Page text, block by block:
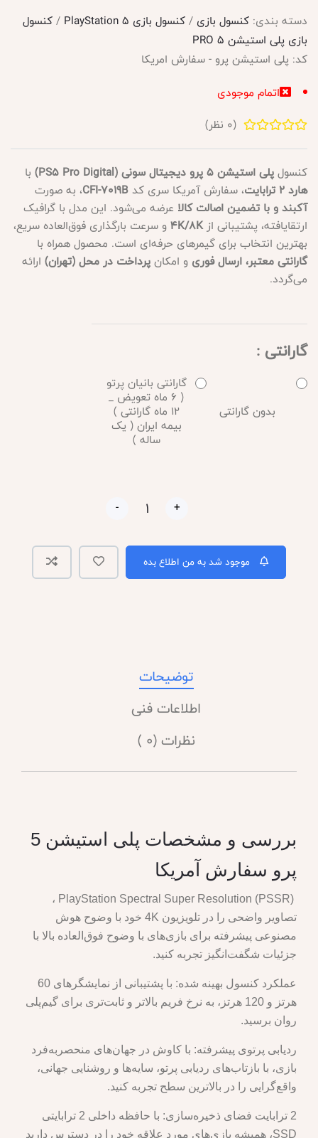
دسته بندی: کنسول بازی /کنسول بازی PlayStation 5 /کنسول
بازی پلی استیشن 5 PRO
کد: پلی استیشن پرو - سفارش امریکا
اتمام موجودی
(
0 نظر)
کنسولپلی استیشن 5 پرو دیجیتال سونی (PS5 Pro Digital)
با
هارد 2 ترابایت
، سفارش آمریکا سری کدCFI-7019B، به صورت
آکبند و با تضمین اصالت کالا عرضه می‌شود. این مدل با گرافیک
ارتقایافته، پشتیبانی از4K/8Kو سرعت بارگذاری فوق‌العاده سریع،
بهترین انتخاب برای گیمرهای حرفه‌ای است. محصول همراه با
گارانتی معتبر، ارسال فوری و امکانپرداخت در محل (تهران) ارائه
می‌گردد.
گارانتی :
بدون گارانتی
گارانتی بانیان پرتو
( 6 ماه تعویض _
12 ماه گارانتی )
بیمه ایران ( یک
ساله )
- +
موجود شد به من اطلاع بده
توضیحات
اطلاعات فنی
نظرات (0 )
بررسی و مشخصات پلی استیشن 5
پرو سفارش آمریکا
PlayStation Spectral Super Resolution (PSSR) ،
تصاویر واضحی را در تلویزیون 4K خود با وضوح هوش
مصنوعی پیشرفته برای بازی‌های با وضوح فوق‌العاده بالا با
جزئیات شگفت‌انگیز تجربه کنید.
عملکرد کنسول بهینه شده: با پشتیبانی از نمایشگرهای 60
هرتز و 120 هرتز، به نرخ فریم بالاتر و ثابت‌تری برای گیم‌پلی
روان برسید.
ردیابی پرتوی پیشرفته: با کاوش در جهان‌های منحصربه‌فرد
بازی، با بازتاب‌های ردیابی پرتو، سایه‌ها و روشنایی جهانی،
واقع‌گرایی را در بالاترین سطح تجربه کنید.
2 ترابایت فضای ذخیره‌سازی: با حافظه داخلی 2 ترابایتی
SSD، همیشه بازی‌های مورد علاقه خود را در دسترس دارید